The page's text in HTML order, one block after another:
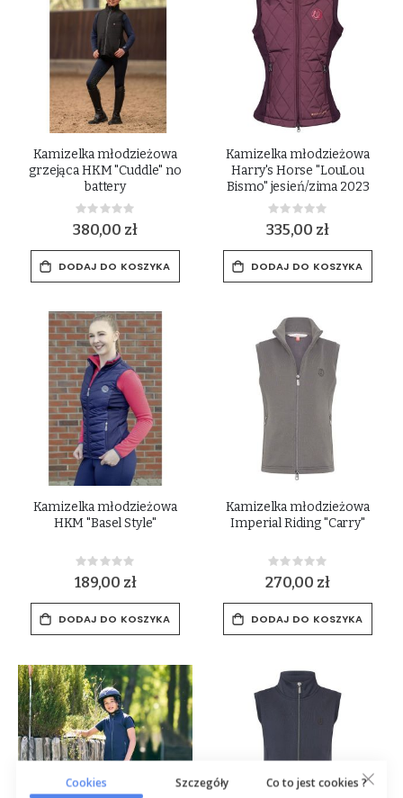
Kamizelka młodzieżowa
grzejąca HKM "Cuddle" no
battery
Rating:
0%
380,00 zł
DODAJ DO KOSZYKA
Kamizelka młodzieżowa
Harry's Horse "LouLou
Bismo" jesień/zima 2023
Rating:
0%
335,00 zł
DODAJ DO KOSZYKA
Kamizelka młodzieżowa
HKM "Basel Style"
Rating:
0%
189,00 zł
DODAJ DO KOSZYKA
Kamizelka młodzieżowa
Imperial Riding "Carry"
Rating:
0%
270,00 zł
DODAJ DO KOSZYKA
Cookies Szczegóły Co to jest cookies ?